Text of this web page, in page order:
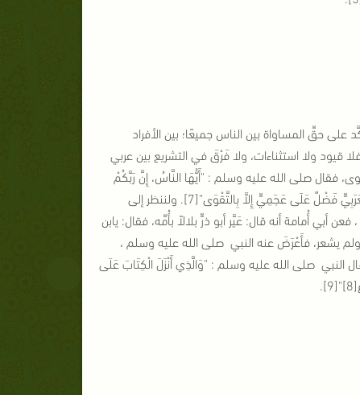
على حقِّ المساواة بين الناس جميعًا؛ بين الأفراد
قيود ولا استثناءات، ولا فَرْقَ في التشريع بين عربي
فقال صلى الله عليه وسلم : "أَيُّهَا النَّاسُ، إِنَّ رَبَّكُمْ
وَاحِدٌ، وَإِنَّ أَبَاكُمْ وَاحِدٌ، كُلُّكُمْ لآدَمَ[6]،وَآدَمُ مِنْ تُرَابٍ، أَكْرَمُكُمْ عِنْدَ اللهِ أَتْقَاكُمْ، وَلَيْسِ لِعَرَبِيٍّ فَضْلٌ عَلَى عَجَمِيٍّ إِلاَّ بِالتَّقْوَى"[7]. ولننظر إلى
أُمامة أنه قال: عَيَّر أبو ذرٍّ بلالاً بأُمِّه، فقال: يابن
يشعر، فأَعْرَضَ عنه النبي صلى الله عليه وسلم ،
النبي صلى الله عليه وسلم : "وَالَّذِي أَنْزَلَ الْكِتَابَ عَلَى